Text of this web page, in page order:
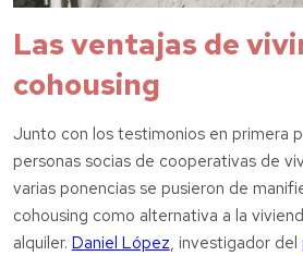
Las ventajas de
cohousing
Junto con los testimonios en primera
personas socias de cooperativas de
varias ponencias se pusieron de
cohousing como alternativa a la
alquiler. Daniel López, investigador del